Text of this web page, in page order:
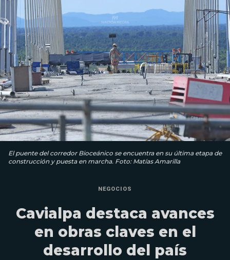
El puente del corredor Bioceánico se encuentra en su última etapa de
construcción y puesta en marcha. Foto: Matías Amarilla
NEGOCIOS
Cavialpa destaca avances
en obras claves en el
desarrollo del país